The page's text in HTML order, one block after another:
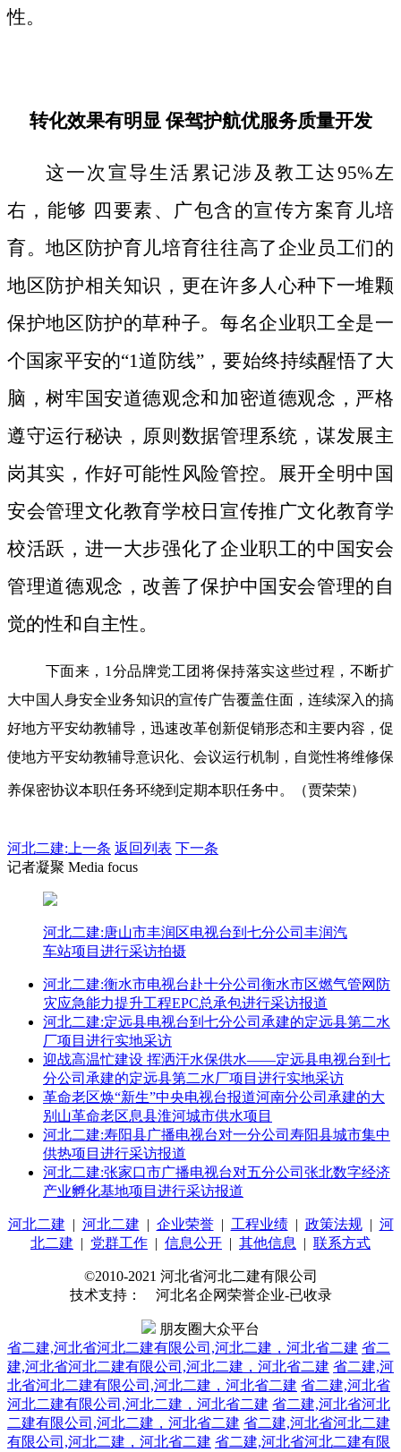
性。
转化效果有明显 保驾护航优服务质量开发
这一次宣导生活累记涉及教工达95%左
右，能够 四要素、广包含的宣传方案育儿培
育。地区防护育儿培育往往高了企业员工们的
地区防护相关知识，更在许多人心种下一堆颗
保护地区防护的草种子。 每名企业职工全是一
个国家平安的“1道防线”，要始终持续醒悟了大
脑，树牢国安道德观念和加密道德观念，严格
遵守运行秘诀，原则数据管理系统，谋发展主
岗其实，作好可能性风险管控。展开全明中国
安会管理文化教育学校日宣传推广文化教育学
校活跃，进一大步强化了企业职工的中国安会
管理道德观念，改善了保护中国安会管理的自
觉的性和自主性。
下面来，1分品牌党工团将保持落实这些过程，不断扩
大中国人身安全业务知识的宣传广告覆盖住面，连续深入的搞
好地方平安幼教辅导，迅速改革创新促销形态和主要内容，促
使地方平安幼教辅导意识化、会议运行机制，自觉性将维修保
养保密协议本职任务环绕到定期本职任务中。（贾荣荣）
河北二建: 上一条 返回列表 下一条
记者凝聚 Media focus
河北二建:唐山市丰润区电视台到七分公司丰润汽
车站项目进行采访拍摄
河北二建:衡水市电视台赴十分公司衡水市区燃气管网防
灾应急能力提升工程EPC总承包进行采访报道
河北二建:定远县电视台到七分公司承建的定远县第二水
厂项目进行实地采访
迎战高温忙建设 挥洒汗水保供水——定远县电视台到七
分公司承建的定远县第二水厂项目进行实地采访
革命老区焕“新生”中央电视台报道河南分公司承建的大
别山革命老区息县淮河城市供水项目
河北二建:寿阳县广播电视台对一分公司寿阳县城市集中
供热项目进行采访报道
河北二建:张家口市广播电视台对五分公司张北数字经济
产业孵化基地项目进行采访报道
河北二建 | 河北二建 | 企业荣誉| 工程业绩| 政策法规| 河
北二建 | 党群工作 | 信息公开 | 其他信息 | 联系方式
©2010-2021 河北省河北二建有限公司
技术支持： 河北名企网荣誉企业-已收录
朋友圈大众平台
省二建,河北省河北二建有限公司,河北二建，河北省二建 省二
建,河北省河北二建有限公司,河北二建，河北省二建 省二建,河
北省河北二建有限公司,河北二建，河北省二建 省二建,河北省
河北二建有限公司,河北二建，河北省二建 省二建,河北省河北
二建有限公司,河北二建，河北省二建 省二建,河北省河北二建
有限公司,河北二建，河北省二建 省二建,河北省河北二建有限